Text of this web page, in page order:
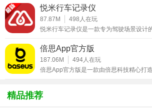
1. 包含经典动画如《小猪佩奇》、《汪
2. 教育内容涵盖基础汉字、英文单词、数
等。
3. 定期更新儿歌、绘本故事库，保持内容
悦米行车记录仪
87.87M 498 人在玩
悦米行车记录仪是一款专为驾驶场景设计
倍思App官方版
187.06M 494人在玩
倍思App官方版是一款由倍思科技精心打
精品推荐